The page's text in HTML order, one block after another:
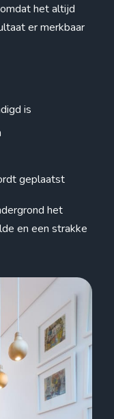
het altijd
er merkbaar
is
geplaatst
het
en een strakke